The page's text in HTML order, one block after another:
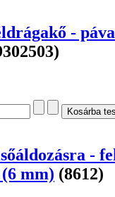
-
-
mm) (8612)